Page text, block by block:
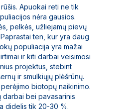
Apuokai reti ne tik
nėra gausios.
pelkės, užliejamų pievų
ten, kur yra daug
populiacija yra mažai
ir kiti darbai veisimosi
projektus, stebint
ir smulkiųjų plėšrūnų.
biotopų naikinimo.
darbai bei pavasarinis
didelis tik 20-30 %.